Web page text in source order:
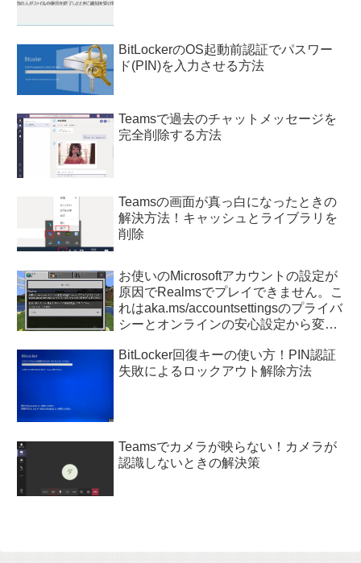
BitLockerのOS起動前認証でパスワー
ド(PIN)を入力させる方法
Teamsで過去のチャットメッセージを
完全削除する方法
Teamsの画面が真っ白になったときの
解決方法！キャッシュとライブラリを
削除
お使いのMicrosoftアカウントの設定が
原因でRealmsでプレイできません。こ
れはaka.ms/accountsettingsのプライバ
シーとオンラインの安心設定から変更
BitLocker回復キーの使い方！PIN認証
失敗によるロックアウト解除方法
Teamsでカメラが映らない！カメラが
認識しないときの解決策